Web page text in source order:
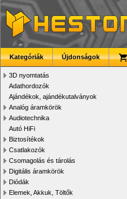
Kategóriák Újdonságok
3D nyomtatás
Adathordozók
Ajándékok, ajándékutalványok
Analóg áramkörök
Audiotechnika
Autó HiFi
Biztosítékok
Csatlakozók
Csomagolás és tárolás
Digitális áramkörök
Diódák
Elemek, Akkuk, Töltők